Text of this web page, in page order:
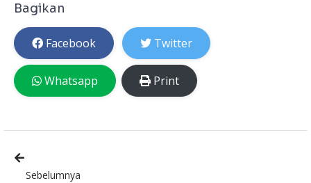
Bagikan
Facebook Twitter
Whatsapp Print
Sebelumnya